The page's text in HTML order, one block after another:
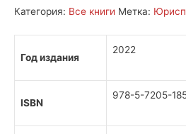
Категория: Все книги Метка:
Год издания
2022
ISBN
978-5-7205-